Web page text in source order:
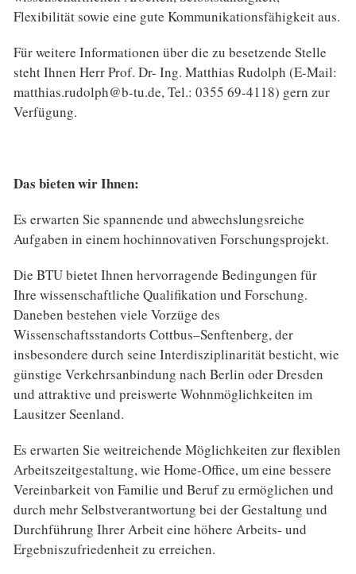
Flexibilität sowie eine gute Kommunikationsfähigkeit aus.
Für weitere Informationen über die zu besetzende Stelle
steht Ihnen Herr Prof. Dr- Ing. Matthias Rudolph (E-Mail:
matthias.rudolph@b-tu.de, Tel.: 0355 69-4118) gern zur
Verfügung.
Das bieten wir Ihnen:
Es erwarten Sie spannende und abwechslungsreiche
Aufgaben in einem hochinnovativen Forschungsprojekt.
Die BTU bietet Ihnen hervorragende Bedingungen für
Ihre wissenschaftliche Qualifikation und Forschung.
Daneben bestehen viele Vorzüge des
Wissenschaftsstandorts Cottbus–Senftenberg, der
insbesondere durch seine Interdisziplinarität besticht, wie
günstige Verkehrsanbindung nach Berlin oder Dresden
und attraktive und preiswerte Wohnmöglichkeiten im
Lausitzer Seenland.
Es erwarten Sie weitreichende Möglichkeiten zur flexiblen
Arbeitszeitgestaltung, wie Home-Office, um eine bessere
Vereinbarkeit von Familie und Beruf zu ermöglichen und
durch mehr Selbstverantwortung bei der Gestaltung und
Durchführung Ihrer Arbeit eine höhere Arbeits- und
Ergebniszufriedenheit zu erreichen.